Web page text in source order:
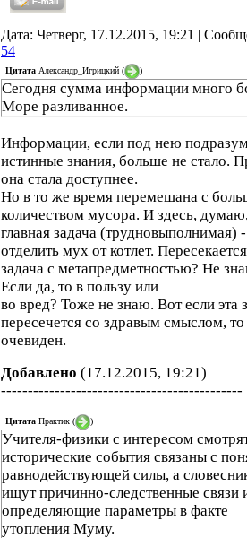
Дата: Четверг, 17.12.2015, 19:21 |
54
Цитата Александр_Игрицкий ( )
Сегодня сумма информации много
Море разливанное.
Информации, если под нею
истинные знания, больше не стало.
она стала доступнее.
Но в то же время перемешана с
количеством мусора. И здесь,
главная задача (трудновыполнимая) -
отделить мух от котлет.
задача с метапредметностью? Не
Если да, то в пользу или
во вред? Тоже не знаю. Вот если эта
пересечется со здравым смыслом, то
очевиден.
Добавлено (17.12.2015, 19:21)
---------------------------------------------
Цитата Практик ( )
Учителя-физики с интересом
исторические события связаны с
равнодействующей силы, а
ищут причинно-следственные связи
определяющие параметры в факте
утопления Муму.